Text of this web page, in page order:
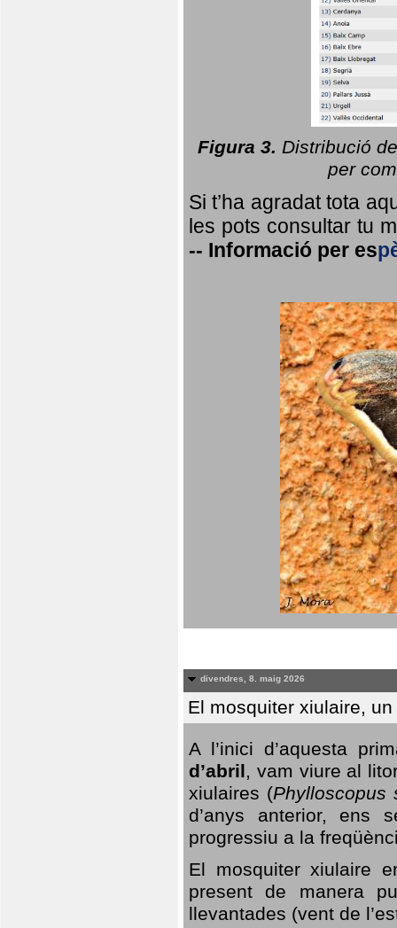
Figura 3. Distribució
per
Si t’ha agradat tota
les pots consultar tu
-- Informació per es
divendres, 8. maig 2026
El mosquiter xiulaire,
A l’inici d’aquesta
d’abril, vam viure al
xiulaires (Phylloscopus
d’anys anterior, ens
progressiu a la
El mosquiter xiulaire
present de manera
llevantades (vent de